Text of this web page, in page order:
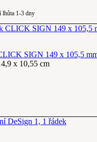
lhůta 1-3 dny
SIGN 149 x 105,5
x 10,55 cm